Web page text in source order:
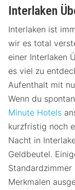
Interlaken
Interlaken ist
wir es total
einer Interlaken
es viel zu
Aufenthalt mit
Wenn du
Minute Hotels
kurzfristig noch
Nacht in
Geldbeutel.
Merkmalen